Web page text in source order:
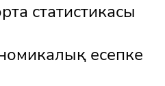
статистикасы
есепке